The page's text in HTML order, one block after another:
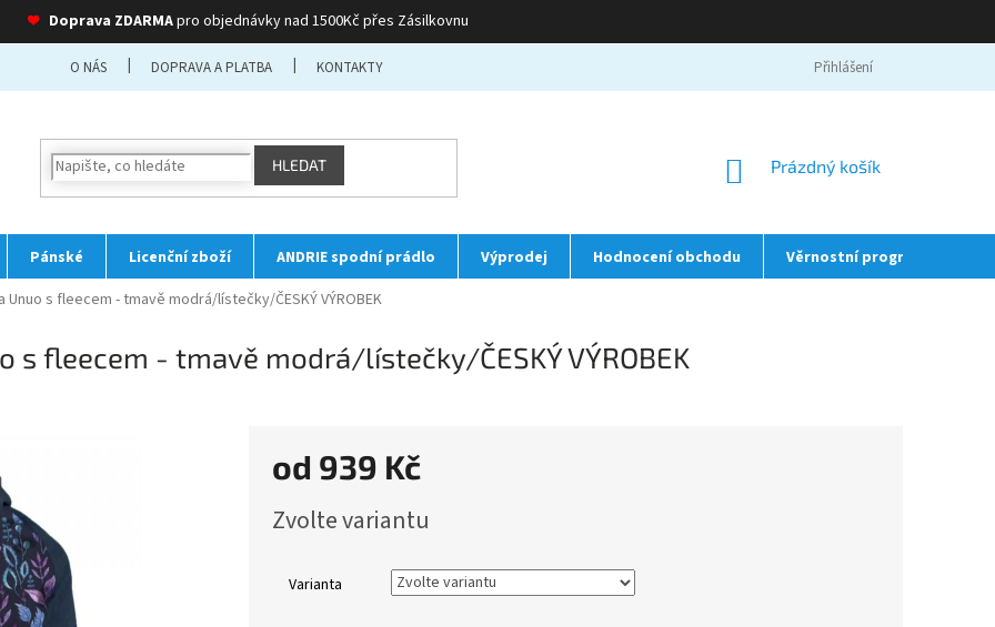
❤ Doprava ZDARMApro objednávky nad 1500Kč přes Zásilkovnu
O NÁS DOPRAVA A PLATBA KONTAKTY Přihlášení
HLEDAT
NÁKUPNÍ
Prázdný košík
Pánské Licenční zboží ANDRIE spodní prádlo Výprodej Hodnocení obchodu Věrnostní program
s fleecem - tmavě modrá/lístečky/ČESKÝ VÝROBEK
fleecem - tmavě modrá/lístečky/ČESKÝ VÝROBEK
od 939 Kč
cena:
Zvolte variantu
Varianta